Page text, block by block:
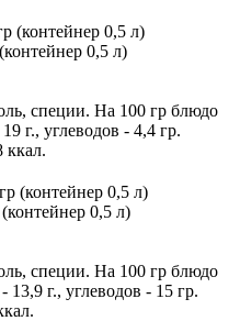
0,5 л)
специи. На 100 гр блюдо
г., углеводов - 4,4 гр.
ккал.
0,5 л)
специи. На 100 гр блюдо
г., углеводов - 15 гр.